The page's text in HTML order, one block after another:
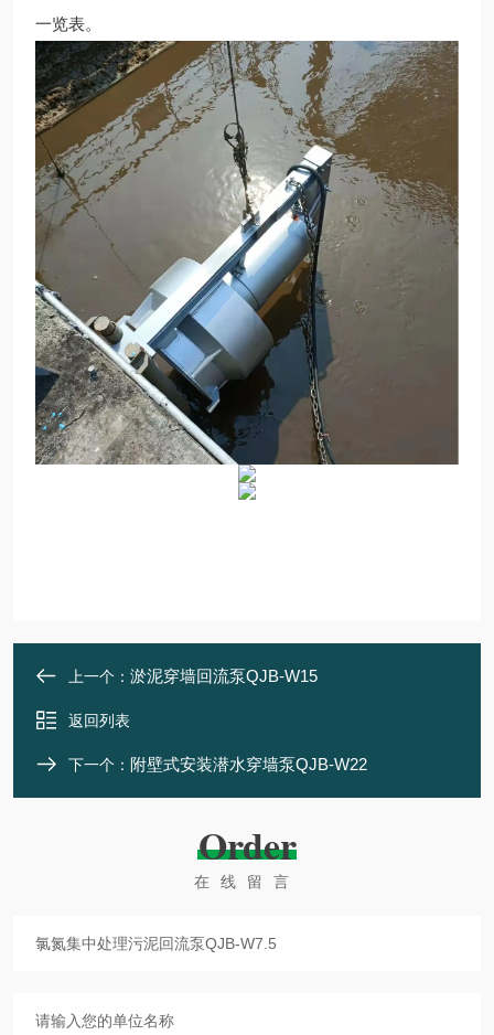
一览表。
上一个： 淤泥穿墙回流泵QJB-W15
返回列表
下一个： 附壁式安装潜水穿墙泵QJB-W22
Order
在线留言